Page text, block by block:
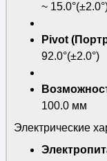
~
Pivot
92.0°(±2.0°)
100.0 мм
Электрические